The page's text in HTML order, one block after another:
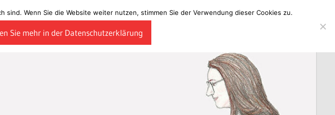
Wenn Sie die Website weiter nutzen, stimmen Sie der Verwendung dieser Cookies zu.
Sie mehr in der Datenschutzerklärung